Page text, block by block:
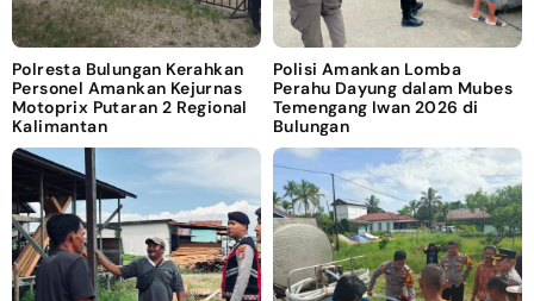
Polresta Bulungan Kerahkan
Personel Amankan Kejurnas
Motoprix Putaran 2 Regional
Kalimantan
Polisi Amankan Lomba
Perahu Dayung dalam Mubes
Temengang Iwan 2026 di
Bulungan